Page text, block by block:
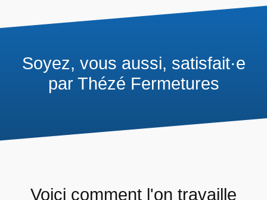
Soyez, vous aussi, satisfait·e
par Thézé Fermetures
Voici comment l'on travaille